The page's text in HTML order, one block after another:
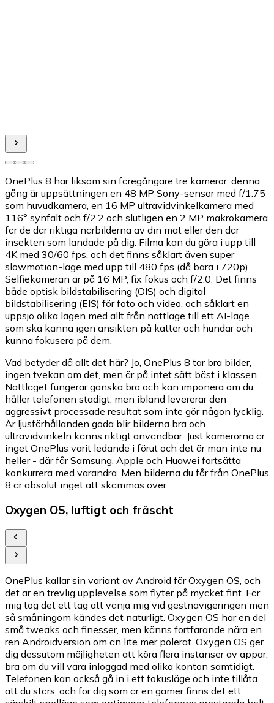
OnePlus 8 har liksom sin föregångare tre kameror; denna
gång är uppsättningen en 48 MP Sony-sensor med f/1.75
som huvudkamera, en 16 MP ultravidvinkelkamera med
116° synfält och f/2.2 och slutligen en 2 MP makrokamera
för de där riktiga närbilderna av din mat eller den där
insekten som landade på dig. Filma kan du göra i upp till
4K med 30/60 fps, och det finns såklart även super
slowmotion-läge med upp till 480 fps (då bara i 720p).
Selfiekameran är på 16 MP, fix fokus och f/2.0. Det finns
både optisk bildstabilisering (OIS) och digital
bildstabilisering (EIS) för foto och video, och såklart en
uppsjö olika lägen med allt från nattläge till ett AI-läge
som ska känna igen ansikten på katter och hundar och
kunna fokusera på dem.
Vad betyder då allt det här? Jo, OnePlus 8 tar bra bilder,
ingen tvekan om det, men är på intet sätt bäst i klassen.
Nattläget fungerar ganska bra och kan imponera om du
håller telefonen stadigt, men ibland levererar den
aggressivt processade resultat som inte gör någon lycklig.
Är ljusförhållanden goda blir bilderna bra och
ultravidvinkeln känns riktigt användbar. Just kamerorna är
inget OnePlus varit ledande i förut och det är man inte nu
heller - där får Samsung, Apple och Huawei fortsätta
konkurrera med varandra. Men bilderna du får från OnePlus
8 är absolut inget att skämmas över.
Oxygen OS, luftigt och fräscht
OnePlus kallar sin variant av Android för Oxygen OS, och
det är en trevlig upplevelse som flyter på mycket fint. För
mig tog det ett tag att vänja mig vid gestnavigeringen men
så småningom kändes det naturligt. Oxygen OS har en del
små tweaks och finesser, men känns fortfarande nära en
ren Androidversion om än lite mer polerat. Oxygen OS ger
dig dessutom möjligheten att köra flera instanser av appar,
bra om du vill vara inloggad med olika konton samtidigt.
Telefonen kan också gå in i ett fokusläge och inte tillåta
att du störs, och för dig som är en gamer finns det ett